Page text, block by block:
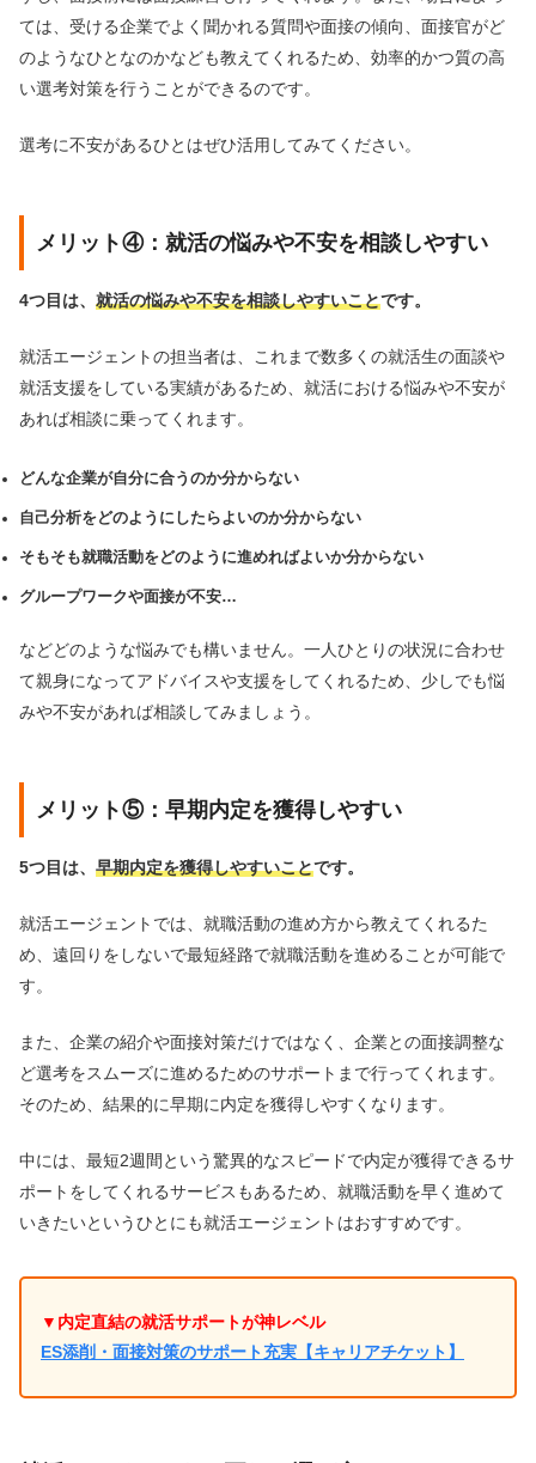
ては、受ける企業でよく聞かれる質問や面接の傾向、面接官がど
のようなひとなのかなども教えてくれるため、効率的かつ質の高
い選考対策を行うことができるのです。
選考に不安があるひとはぜひ活用してみてください。
メリット④：就活の悩みや不安を相談しやすい
4つ目は、 就活の悩みや不安を相談しやすいことです。
就活エージェントの担当者は、これまで数多くの就活生の面談や
就活支援をしている実績があるため、就活における悩みや不安が
あれば相談に乗ってくれます。
どんな企業が自分に合うのか分からない
自己分析をどのようにしたらよいのか分からない
そもそも就職活動をどのように進めればよいか分からない
グループワークや面接が不安…
などどのような悩みでも構いません。一人ひとりの状況に合わせ
て親身になってアドバイスや支援をしてくれるため、少しでも悩
みや不安があれば相談してみましょう。
メリット⑤：早期内定を獲得しやすい
5つ目は、 早期内定を獲得しやすいことです。
就活エージェントでは、就職活動の進め方から教えてくれるた
め、遠回りをしないで最短経路で就職活動を進めることが可能で
す。
また、企業の紹介や面接対策だけではなく、企業との面接調整な
ど選考をスムーズに進めるためのサポートまで行ってくれます。
そのため、結果的に早期に内定を獲得しやすくなります。
中には、最短2週間という驚異的なスピードで内定が獲得できるサ
ポートをしてくれるサービスもあるため、就職活動を早く進めて
いきたいというひとにも就活エージェントはおすすめです。
▼内定直結の就活サポートが神レベル
ES添削・面接対策のサポート充実【キャリアチケット】